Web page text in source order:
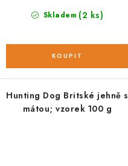
Skladem (2 ks)
Hunting Dog Britské jehně s
mátou; vzorek 100 g